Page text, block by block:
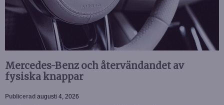
Mercedes-Benz och återvändandet av
fysiska knappar
Publicerad augusti 4, 2026